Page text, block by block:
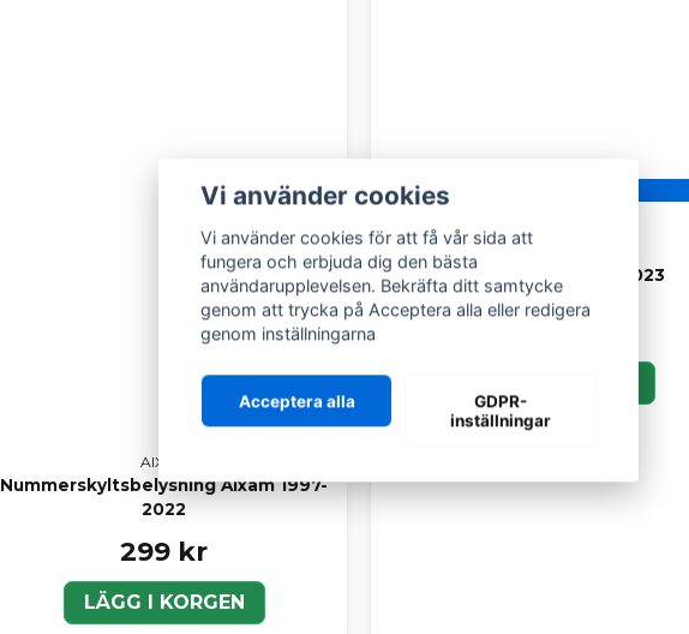
AIXAM
Nummerskyltsbelysning Aixam 1997-
2022
299 kr
LÄGG I KORGEN
Bakljus Aixam 2016-2023
Vi använder cookies
Vi använder cookies för att få vår sida att
fungera och erbjuda dig den bästa
användarupplevelsen. Bekräfta ditt samtycke
genom att trycka på Acceptera alla eller redigera
genom inställningarna
Acceptera alla
GDPR-
inställningar